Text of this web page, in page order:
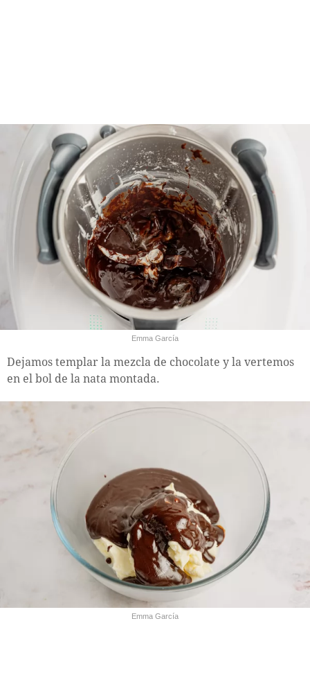
Emma García
Dejamos templar la mezcla de chocolate y la vertemos
en el bol de la nata montada.
Emma García